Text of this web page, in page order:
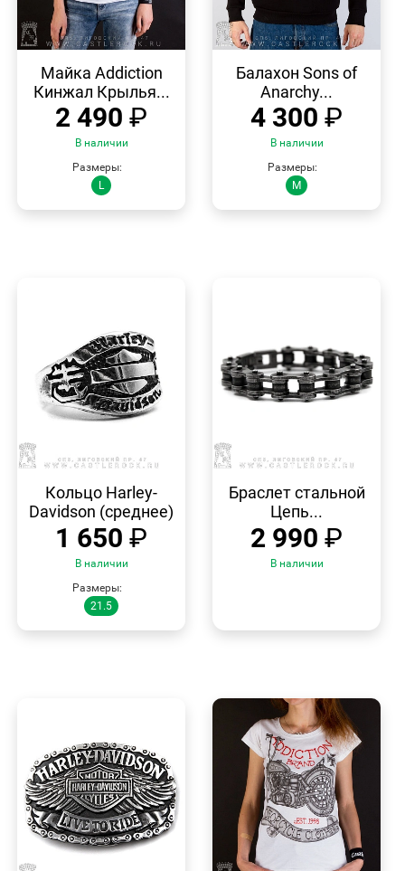
ПРОСМОТР
Майка Addiction
Кинжал Крылья...
2 490 ₽
В наличии
Размеры:
L
ПРОСМОТР
Балахон Sons of
Anarchy...
4 300 ₽
В наличии
Размеры:
M
ПРОСМОТР
Кольцо Harley-
Davidson (среднее)
1 650 ₽
В наличии
Размеры:
21.5
ПРОСМОТР
Браслет стальной
Цепь...
2 990 ₽
В наличии